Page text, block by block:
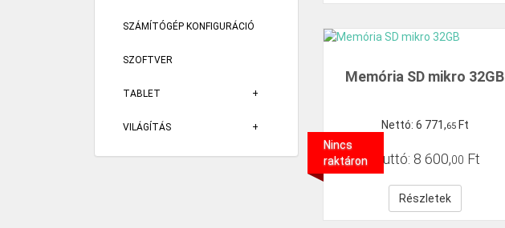
SZÁMÍTÓGÉP KONFIGURÁCIÓ
SZOFTVER
TABLET
VILÁGÍTÁS
Memória SD mikro 32GB
Nettó: 6 771,65 Ft
Bruttó: 8 600,00 Ft
Részletek
Nincs
raktáron